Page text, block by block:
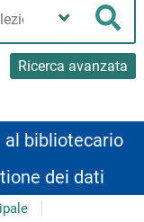
Ricerca avanzata
al bibliotecario
dei dati